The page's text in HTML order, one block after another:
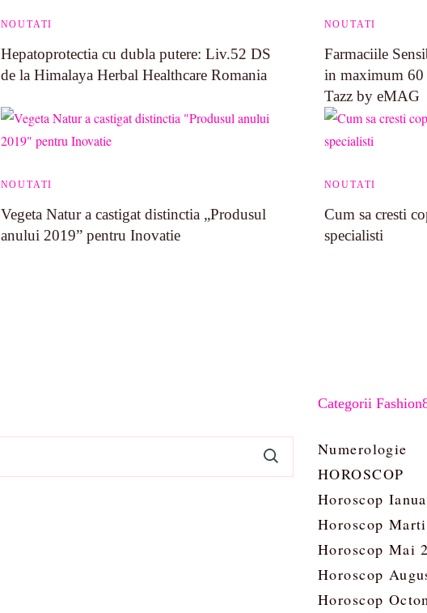
NOUTATI
Hepatoprotectia cu dubla putere: Liv.52 DS
de la Himalaya Herbal Healthcare Romania
NOUTATI
Farmaciile
in maximum 60
Tazz by eMAG
NOUTATI
Vegeta Natur a castigat distinctia „Produsul
anului 2019” pentru Inovatie
NOUTATI
Cum sa cresti
specialisti
Categorii
Numerologie
HOROSCOP
Horoscop
Horoscop
Horoscop Mai
Horoscop
Horoscop